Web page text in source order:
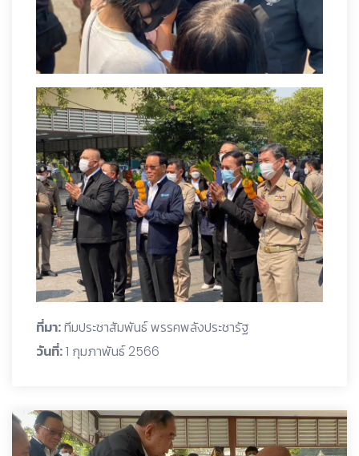
ที่มา:ทีมประชาสัมพันธ์ พรรคพลังประชารัฐ
วันที่:1 กุมภาพันธ์ 2566